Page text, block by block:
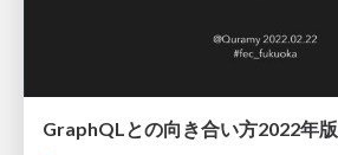
GraphQLとの向き合い方2022年版